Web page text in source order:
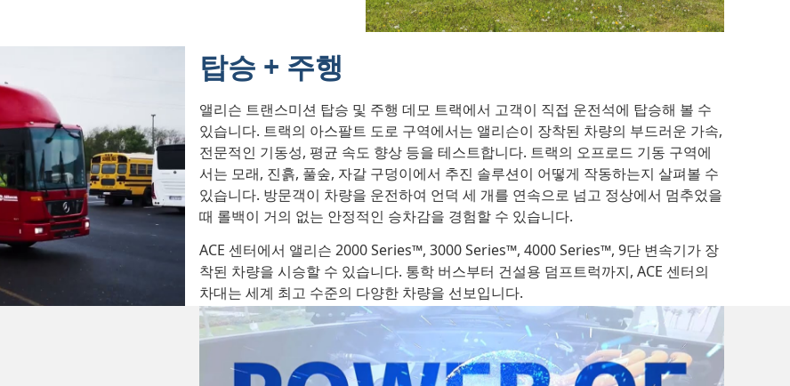
탑승 + 주행
앨리슨 트랜스미션 탑승 및 주행 데모 트랙에서 고객이 직접 운전석에 탑승해 볼 수
있습니다. 트랙의 아스팔트 도로 구역에서는 앨리슨이 장착된 차량의 부드러운 가속,
전문적인 기동성, 평균 속도 향상 등을 테스트합니다. 트랙의 오프로드 기동 구역에
서는 모래, 진흙, 풀숲, 자갈 구덩이에서 추진 솔루션이 어떻게 작동하는지 살펴볼 수
있습니다. 방문객이 차량을 운전하여 언덕 세 개를 연속으로 넘고 정상에서 멈추었을
때 롤백이 거의 없는 안정적인 승차감을 경험할 수 있습니다.
ACE 센터에서 앨리슨 2000 Series™, 3000 Series™, 4000 Series™, 9단 변속기가 장
착된 차량을 시승할 수 있습니다. 통학 버스부터 건설용 덤프트럭까지, ACE 센터의
차대는 세계 최고 수준의 다양한 차량을 선보입니다.